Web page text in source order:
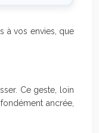
à vos envies, que
Ce geste, loin
ancrée,